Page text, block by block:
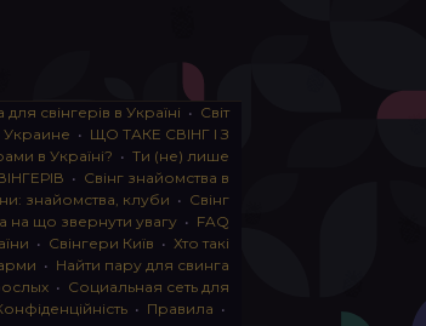
свінгерів в Україні • Світ
Украине • ЩО ТАКЕ СВІНГ І З
в Україні? • Ти (не) лише
• Свінг знайомства в
знайомства, клуби • Свінг
на що звернути увагу • FAQ
• Свінгери Київ • Хто такі
• Найти пару для свинга
• Социальная сеть для
• Правила •